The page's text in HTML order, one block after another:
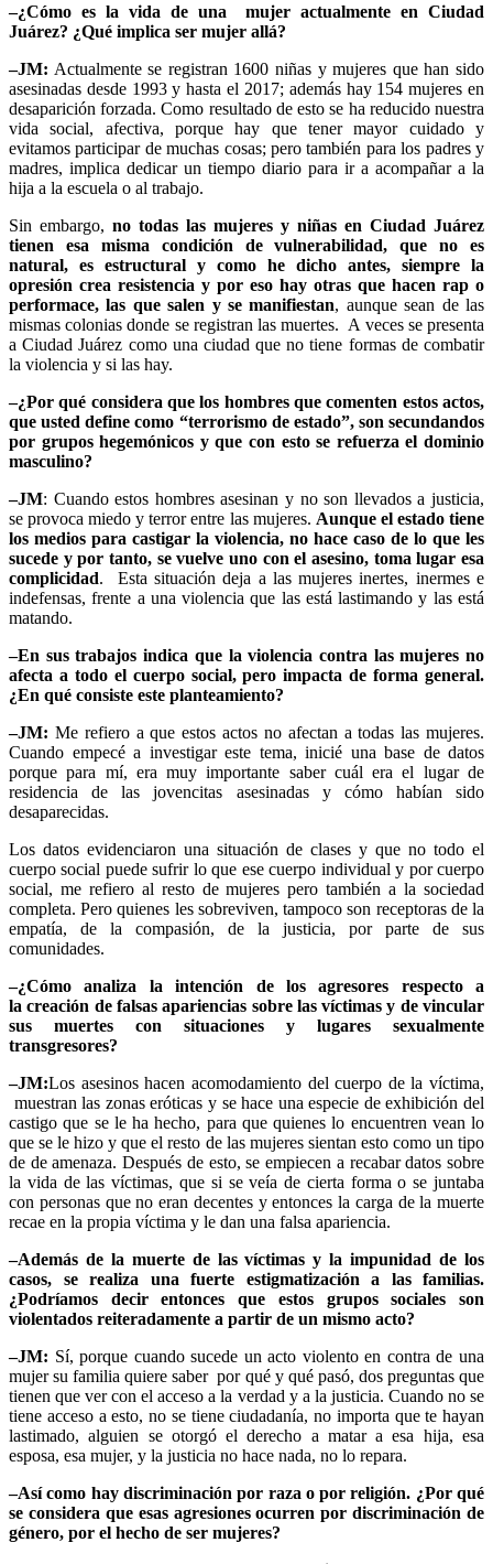
–¿Cómo es la vida de una mujer actualmente en Ciudad
Juárez? ¿Qué implica ser mujer allá?
–JM: Actualmente se registran 1600 niñas y mujeres que han sido
asesinadas desde 1993 y hasta el 2017; además hay 154 mujeres en
desaparición forzada. Como resultado de esto se ha reducido nuestra
vida social, afectiva, porque hay que tener mayor cuidado y
evitamos participar de muchas cosas; pero también para los padres y
madres, implica dedicar un tiempo diario para ir a acompañar a la
hija a la escuela o al trabajo.
Sin embargo, no todas las mujeres y niñas en Ciudad Juárez
tienen esa misma condición de vulnerabilidad, que no es
natural, es estructural y como he dicho antes, siempre la
opresión crea resistencia y por eso hay otras que hacen rap o
performace, las que salen y se manifiestan, aunque sean de las
mismas colonias donde se registran las muertes. A veces se presenta
a Ciudad Juárez como una ciudad que no tiene formas de combatir
la violencia y si las hay.
–¿Por qué considera que los hombres que comenten estos actos,
que usted define como “terrorismo de estado”, son secundandos
por grupos hegemónicos y que con esto se refuerza el dominio
masculino?
–JM: Cuando estos hombres asesinan y no son llevados a justicia,
se provoca miedo y terror entre las mujeres. Aunque el estado tiene
los medios para castigar la violencia, no hace caso de lo que les
sucede y por tanto, se vuelve uno con el asesino, toma lugar esa
complicidad. Esta situación deja a las mujeres inertes, inermes e
indefensas, frente a una violencia que las está lastimando y las está
matando.
–En sus trabajos indica que la violencia contra las mujeres no
afecta a todo el cuerpo social, pero impacta de forma general.
¿En qué consiste este planteamiento?
–JM: Me refiero a que estos actos no afectan a todas las mujeres.
Cuando empecé a investigar este tema, inicié una base de datos
porque para mí, era muy importante saber cuál era el lugar de
residencia de las jovencitas asesinadas y cómo habían sido
desaparecidas.
Los datos evidenciaron una situación de clases y que no todo el
cuerpo social puede sufrir lo que ese cuerpo individual y por cuerpo
social, me refiero al resto de mujeres pero también a la sociedad
completa. Pero quienes les sobreviven, tampoco son receptoras de la
empatía, de la compasión, de la justicia, por parte de sus
comunidades.
–¿Cómo analiza la intención de los agresores respecto a
la creación de falsas apariencias sobre las víctimas y de vincular
sus muertes con situaciones y lugares sexualmente
transgresores?
–JM:Los asesinos hacen acomodamiento del cuerpo de la víctima,
muestran las zonas eróticas y se hace una especie de exhibición del
castigo que se le ha hecho, para que quienes lo encuentren vean lo
que se le hizo y que el resto de las mujeres sientan esto como un tipo
de de amenaza. Después de esto, se empiecen a recabar datos sobre
la vida de las víctimas, que si se veía de cierta forma o se juntaba
con personas que no eran decentes y entonces la carga de la muerte
recae en la propia víctima y le dan una falsa apariencia.
–Además de la muerte de las víctimas y la impunidad de los
casos, se realiza una fuerte estigmatización a las familias.
¿Podríamos decir entonces que estos grupos sociales son
violentados reiteradamente a partir de un mismo acto?
–JM: Sí, porque cuando sucede un acto violento en contra de una
mujer su familia quiere saber por qué y qué pasó, dos preguntas que
tienen que ver con el acceso a la verdad y a la justicia. Cuando no se
tiene acceso a esto, no se tiene ciudadanía, no importa que te hayan
lastimado, alguien se otorgó el derecho a matar a esa hija, esa
esposa, esa mujer, y la justicia no hace nada, no lo repara.
–Así como hay discriminación por raza o por religión. ¿Por qué
se considera que esas agresiones ocurren por discriminación de
género, por el hecho de ser mujeres?